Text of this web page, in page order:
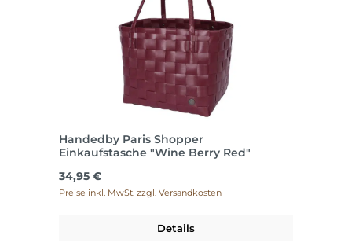
Handedby Paris Shopper
Einkaufstasche "Wine Berry Red"
Regulärer Preis:
34,95 €
Preise inkl. MwSt. zzgl. Versandkosten
Details